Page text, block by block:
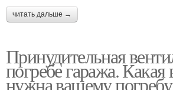
читать дальше →
Принудительная
погребе гаража.
нужна вашему